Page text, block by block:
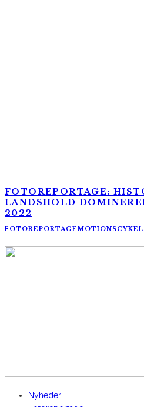
FOTOREPORTAGE:
LANDSHOLD
2022
FOTOREPORTAGE
Nyheder